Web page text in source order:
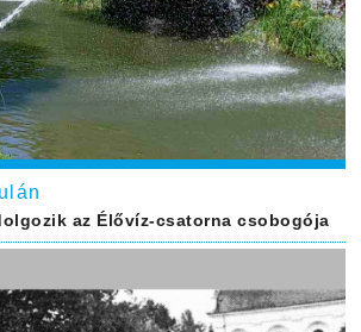
az Élővíz-csatorna csobogója